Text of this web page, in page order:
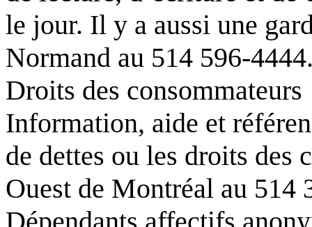
le jour. Il y a aussi une
Normand au 514 596-
Droits des consommateurs
Information, aide et
de dettes ou les droits des
Ouest de Montréal au 514